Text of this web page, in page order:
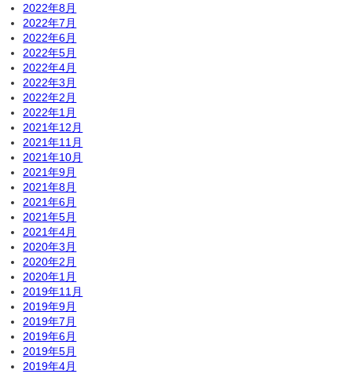
2022年8月
2022年7月
2022年6月
2022年5月
2022年4月
2022年3月
2022年2月
2022年1月
2021年12月
2021年11月
2021年10月
2021年9月
2021年8月
2021年6月
2021年5月
2021年4月
2020年3月
2020年2月
2020年1月
2019年11月
2019年9月
2019年7月
2019年6月
2019年5月
2019年4月